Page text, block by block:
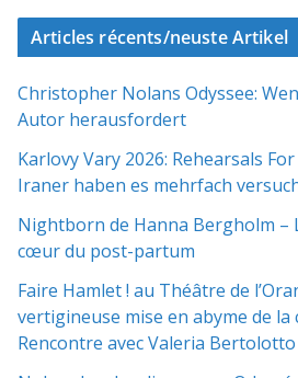
Articles récents/neuste Artikel
Christopher Nolans Odyssee:
Autor herausfordert
Karlovy Vary 2026: Rehearsals
Iraner haben es mehrfach
Nightborn de Hanna Bergholm –
cœur du post-partum
Faire Hamlet ! au Théâtre de
vertigineuse mise en abyme de
Rencontre avec Valeria Bertolotto